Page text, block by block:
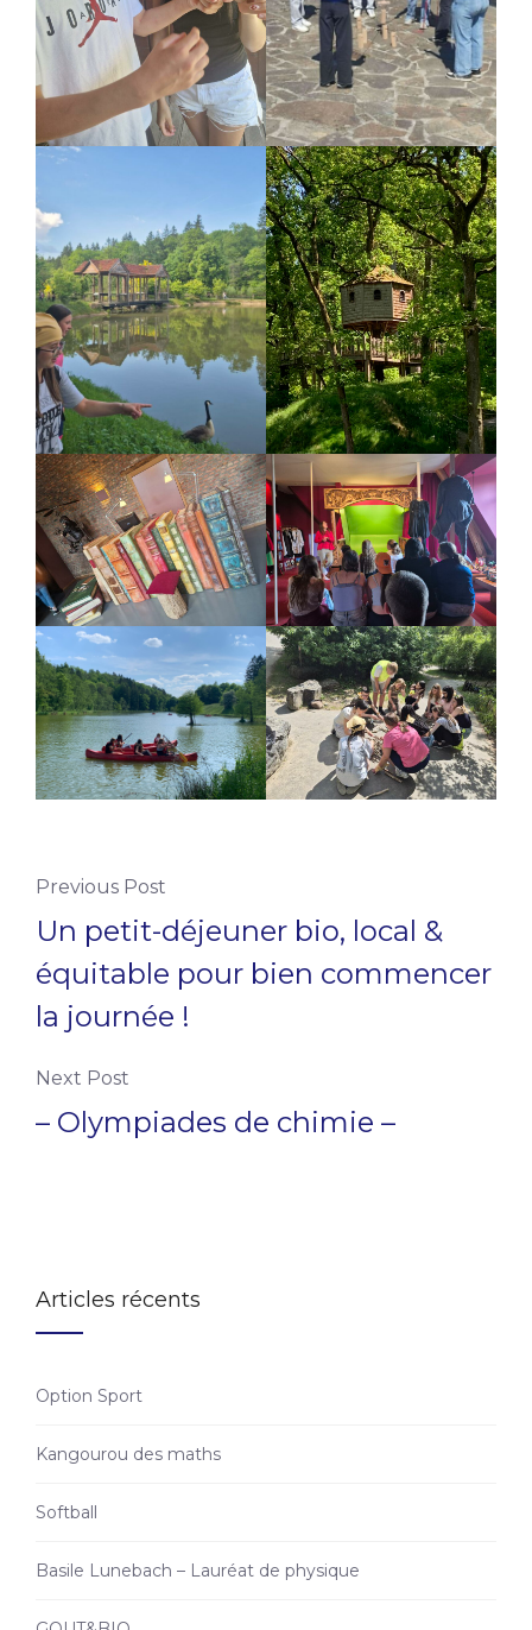
Previous Post
Un petit-déjeuner bio, local &
équitable pour bien commencer
la journée !
Next Post
– Olympiades de chimie –
Articles récents
Option Sport
Kangourou des maths
Softball
Basile Lunebach – Lauréat de physique